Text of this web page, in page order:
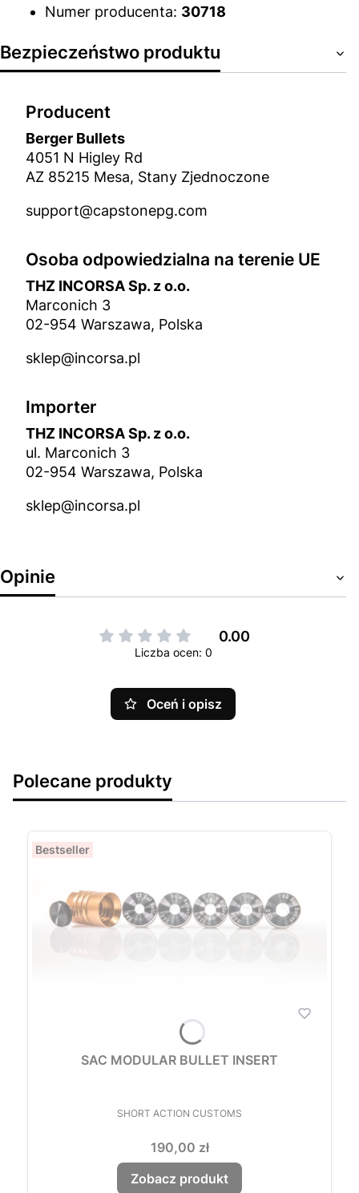
Numer producenta: 30718
Bezpieczeństwo produktu
Producent
Berger Bullets
4051 N Higley Rd
AZ 85215 Mesa, Stany Zjednoczone
support@capstonepg.com
Osoba odpowiedzialna na terenie UE
THZ INCORSA Sp. z o.o.
Marconich 3
02-954 Warszawa, Polska
sklep@incorsa.pl
Importer
THZ INCORSA Sp. z o.o.
ul. Marconich 3
02-954 Warszawa, Polska
sklep@incorsa.pl
Opinie
0.00
Liczba ocen: 0
Oceń i opisz
Polecane produkty
Bestseller
SAC MODULAR BULLET INSERT
PRODUCENT
SHORT ACTION CUSTOMS
Cena
190,00 zł
Zobacz produkt